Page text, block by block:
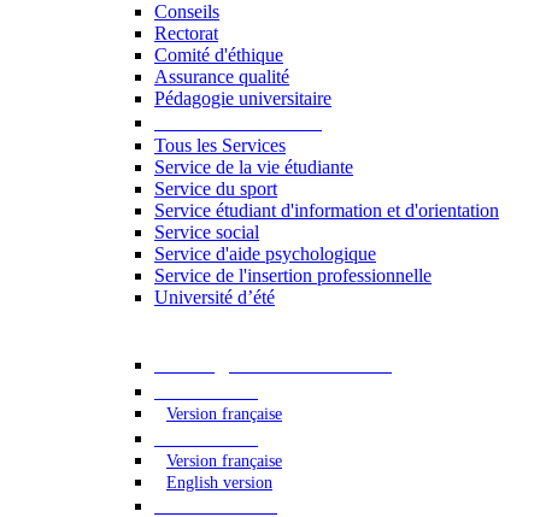
Conseils
Rectorat
Comité d'éthique
Assurance qualité
Pédagogie universitaire
Tous les Services
Service de la vie étudiante
Service du sport
Service étudiant d'information et d'orientation
Service social
Service d'aide psychologique
Service de l'insertion professionnelle
Université d’été
Version française
Version française
English version